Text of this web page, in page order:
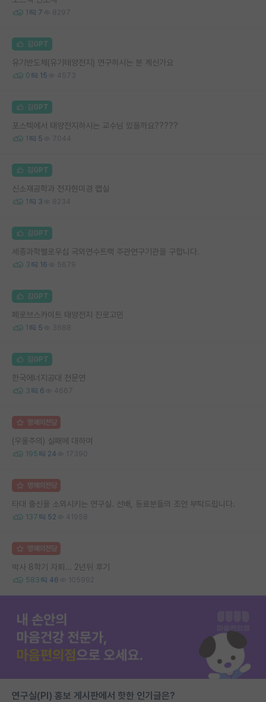
1 7 8297
김GPT
유기반도체(유기태양전지) 연구하시는 분 계신가요
0 15 4573
김GPT
포스텍에서 태양전지하시는 교수님 있을까요?????
1 5 7044
김GPT
신소재공학과 전자현미경 랩실
1 3 8234
김GPT
세종과학펠로우십 국외연수트랙 주관연구기관을 구합니다.
3 16 5679
김GPT
페로브스카이트 태양전지 진로고민
1 5 3688
김GPT
한국에너지공대 전문연
3 6 4667
명예의전당
(우울주의) 실패에 대하여
195 24 17390
명예의전당
타대 출신을 소외시키는 연구실. 선배, 동료분들의 조언 부탁드립니다.
137 52 41958
명예의전당
박사 8학기 자퇴... 2년뒤 후기
583 46 105992
연구실(PI) 홍보 게시판에서 핫한 인기글은?